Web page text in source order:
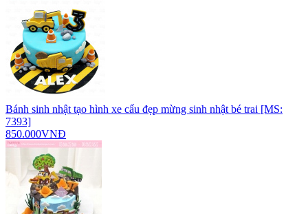
Bánh sinh nhật tạo hình xe cẩu đẹp mừng sinh nhật bé trai [MS:
7393]
850.000VNĐ